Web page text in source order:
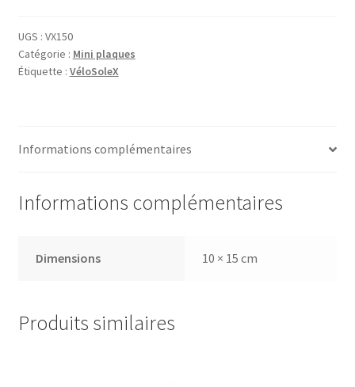
S
2200
Silhouette
UGS : VX150
Catégorie : Mini plaques
Étiquette : VéloSoleX
Informations complémentaires
Informations complémentaires
Dimensions 10 × 15 cm
Produits similaires